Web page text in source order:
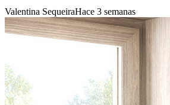
Valentina SequeiraHace 3 semanas